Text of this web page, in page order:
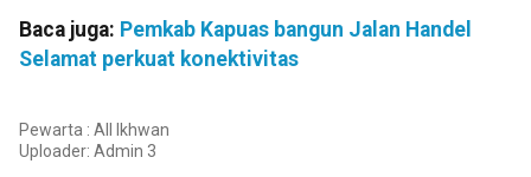
Baca juga: Pemkab Kapuas bangun Jalan Handel
Selamat perkuat konektivitas
Pewarta : All Ikhwan
Uploader: Admin 3